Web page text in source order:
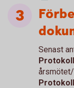
Senast
Protokoll
Protokoll